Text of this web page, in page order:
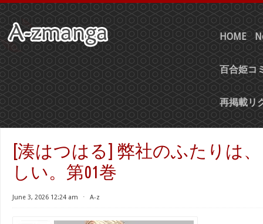
HOME
百合姫コ
再掲載リ
[湊はつはる] 弊社のふたりは
しい。第01巻
June 3, 2026 12:24 am ⋅ A-z